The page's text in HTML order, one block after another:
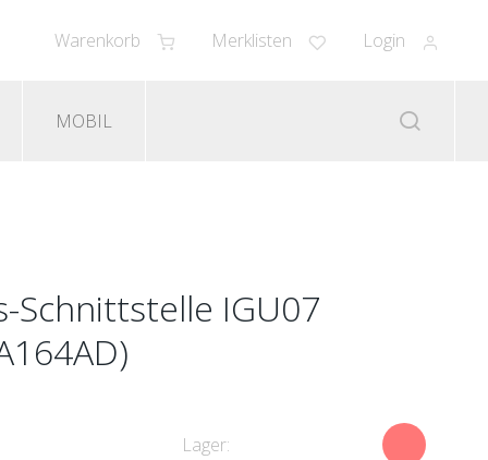
Warenkorb Merklisten Login
MOBIL
Schnittstelle IGU07
Lager: